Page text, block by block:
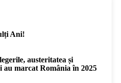
Ani!
austeritatea și
marcat România în 2025